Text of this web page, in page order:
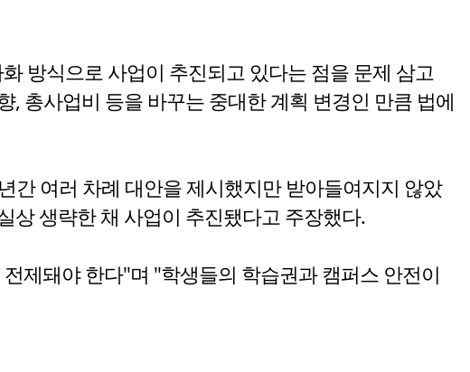
방식으로 사업이 추진되고 있다는 점을 문제 삼고
총사업비 등을 바꾸는 중대한 계획 변경인 만큼 법에
간 여러 차례 대안을 제시했지만 받아들여지지 않았
상 생략한 채 사업이 추진됐다고 주장했다.
제돼야 한다"며 "학생들의 학습권과 캠퍼스 안전이